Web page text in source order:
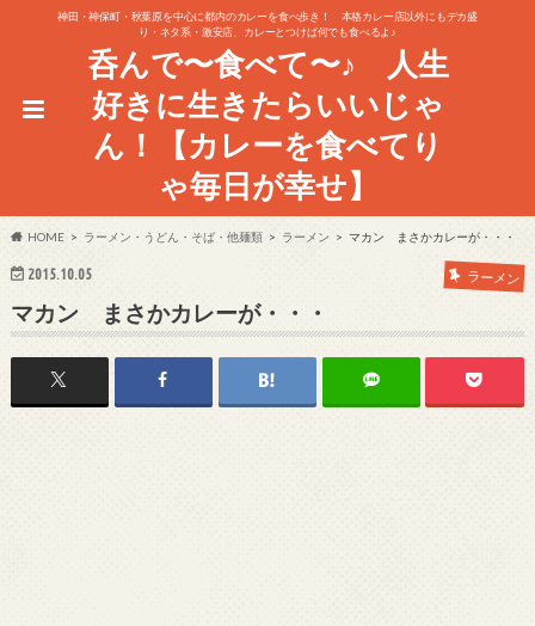
神田・神保町・秋葉原を中心に都内のカレーを食べ歩き！ 本格カレー店以外にもデカ盛
り・ネタ系・激安店、カレーとつけば何でも食べるよ♪
呑んで〜食べて〜♪ 人生
好きに生きたらいいじゃ
ん！【カレーを食べてり
ゃ毎日が幸せ】
HOME ラーメン・うどん・そば・他麺類 ラーメン マカン まさかカレーが・・・
2015.10.05 ラーメン
マカン まさかカレーが・・・